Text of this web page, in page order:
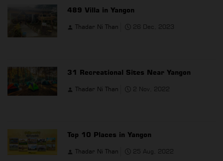
489 Villa in Yangon
Thadar Ni Than 26 Dec, 2023
31 Recreational Sites Near Yangon
Thadar Ni Than 2 Nov, 2022
Top 10 Places in Yangon
Thadar Ni Than 25 Aug, 2022